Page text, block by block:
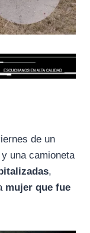
de un
una camioneta
,
mujer que fue